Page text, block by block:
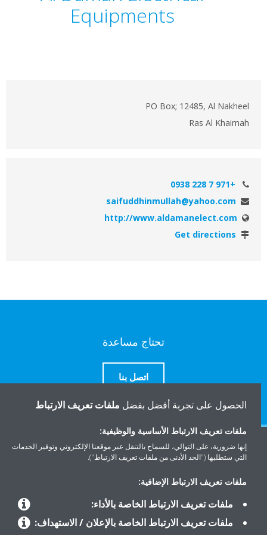
Equipments
PO Box; 12485, Al Nakheel
Ras Al Khaimah
+971 7 228 0938
saifuddhinmullah@yahoo.com
http://www.aldamanelect.com
Get directions
تحتاج مساعدة
اتصل بنا
المنتجات
الحصول على تجربة أفضل بفضل ملفات تعريف الارتباط
ملفات تعريف الارتباط الأساسية والوظيفية:
إنها ضرورية، على التوالي، للسماح بالتنقل عبر موقعنا الإلكتروني وتوفير الخدمات
التي ستطلبها ("الحد الأدنى من ملفات تعريف الارتباط").
ملفات تعريف الارتباط الإضافية:
ملفات تعريف الارتباط الخاصة بالأداء:
ملفات تعريف الارتباط الخاصة بالإعلان / الاستهداف: